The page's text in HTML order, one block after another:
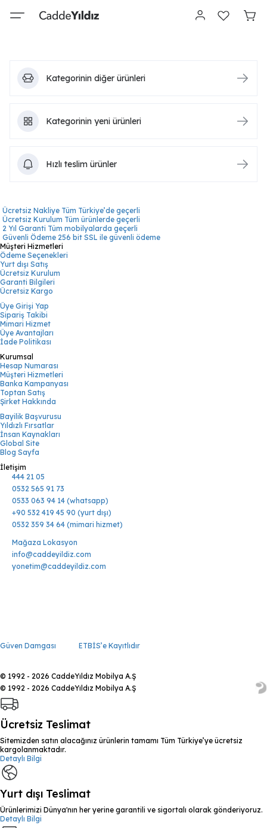
Kategorinin diğer ürünleri
Kategorinin yeni ürünleri
Hızlı teslim ürünler
Ücretsiz Nakliye Tüm Türkiye’de geçerli
Ücretsiz Kurulum Tüm ürünlerde geçerli
2 Yıl Garanti Tüm mobilyalarda geçerli
Güvenli Ödeme 256 bit SSL ile güvenli ödeme
Müşteri Hizmetleri
Ödeme Seçenekleri
Yurt dışı Satış
Ücretsiz Kurulum
Garanti Bilgileri
Ücretsiz Kargo
Üye Girişi Yap
Sipariş Takibi
Mimari Hizmet
Üye Avantajları
İade Politikası
Kurumsal
Hesap Numarası
Müşteri Hizmetleri
Banka Kampanyası
Toptan Satış
Şirket Hakkında
Bayilik Başvurusu
Yıldızlı Fırsatlar
İnsan Kaynakları
Global Site
Blog Sayfa
İletişim
444 21 05
0532 565 91 73
0533 063 94 14 (whatsapp)
+90 532 419 45 90 (yurt dışı)
0532 359 34 64 (mimari hizmet)
Mağaza Lokasyon
info@caddeyildiz.com
yonetim@caddeyildiz.com
Güven Damgası ETBİS’e Kayıtlıdır
© 1992 - 2026 CaddeYıldız Mobilya A.Ş
© 1992 - 2026 CaddeYıldız Mobilya A.Ş
Ücretsiz Teslimat
Sitemizden satın alacağınız ürünlerin tamamı Tüm Türkiye’ye ücretsiz
kargolanmaktadır.
Detaylı Bilgi
Yurt dışı Teslimat
Ürünlerimizi Dünya'nın her yerine garantili ve sigortalı olarak gönderiyoruz.
Detaylı Bilgi